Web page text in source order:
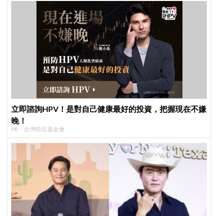
立即諮詢HPV！是對自己健康最好的投資，把握現在不嫌
晚！
PR・台灣癌症基金會